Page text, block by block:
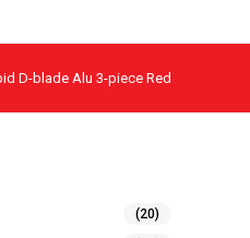
D-blade Alu 3-piece Red
(20)